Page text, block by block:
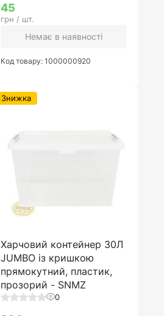
45
грн / шт.
Немає в наявності
Код товару: 1000000920
Харчовий контейнер 30Л
JUMBO із кришкою
прямокутний, пластик,
прозорий - SNMZ
0
Знижка